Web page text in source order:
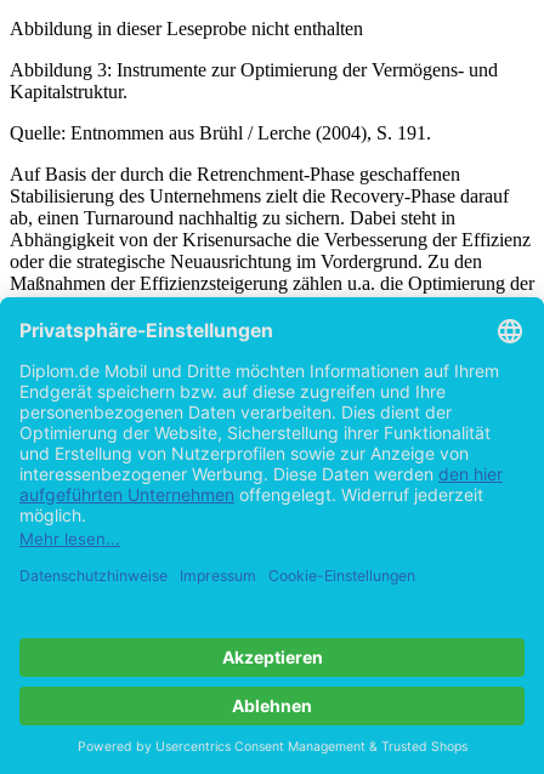
Abbildung in dieser Leseprobe nicht enthalten
Abbildung 3: Instrumente zur Optimierung der Vermögens- und
Kapitalstruktur.
Quelle: Entnommen aus Brühl / Lerche (2004), S. 191.
Auf Basis der durch die Retrenchment-Phase geschaffenen
Stabilisierung des Unternehmens zielt die Recovery-Phase darauf
ab, einen Turnaround nachhaltig zu sichern. Dabei steht in
Abhängig­keit von der Krisenursache die Verbesserung der Effizienz
oder die strategische Neu­ausrichtung im Vordergrund. Zu den
Maßnahmen der Effizienzsteigerung zählen u.a. die Optimierung der
Maß­nahmen der strategischen Neuausrichtung umfassen
beispielsweise eine Optimierung des Geschäfts­portfolios, eine
Konzentration auf Kernkompetenzen sowie die Entwicklung eines
neuen Unternehmenskonzepts.[47]
Eine erfolgreiche Krisenbewältigung erfordert eine konsequente
Umsetzung des Turnaround-Konzepts. Außerdem sind
Unternehmenskrisen mit spezifischen Anforderungen an die
Fähigkeiten der Unternehmensführung verbunden. Jedoch haben
Unternehmen einerseits oftmals keinerlei bzw. zumindest nur
geringe Erfahrung mit Krisen, weshalb dem betroffenen
Management das notwendige Wissen für diese spezielle Situation
fehlt. Andererseits mangelt es Unternehmen oftmals am
Krise nicht erkannt bzw. das Krisenausmaß falsch eingeschätzt wird.
Des Weiteren steht die Implementierung eines Turnaround-Konzepts
erfahrungsgemäß erheblichen Umsetzungs­barrieren gegenüber.
Diese Barrieren lassen sich beispielsweise auf mangelnde Akzeptanz
oder Motivation der Mitarbeiter und anderer Beteiligter
zurückführen. Der Erfolg eines Turnarounds hängt daher nicht